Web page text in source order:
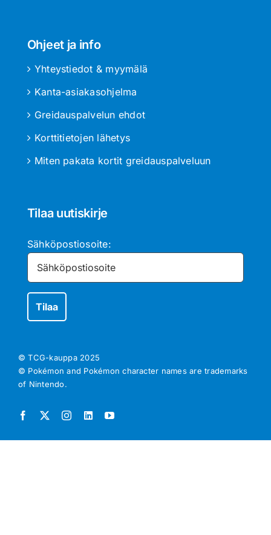
Ohjeet ja info
Yhteystiedot & myymälä
Kanta-asiakasohjelma
Greidauspalvelun ehdot
Korttitietojen lähetys
Miten pakata kortit greidauspalveluun
Tilaa uutiskirje
Sähköpostiosoite:
© TCG-kauppa 2025
© Pokémon and Pokémon character names are trademarks
of Nintendo.